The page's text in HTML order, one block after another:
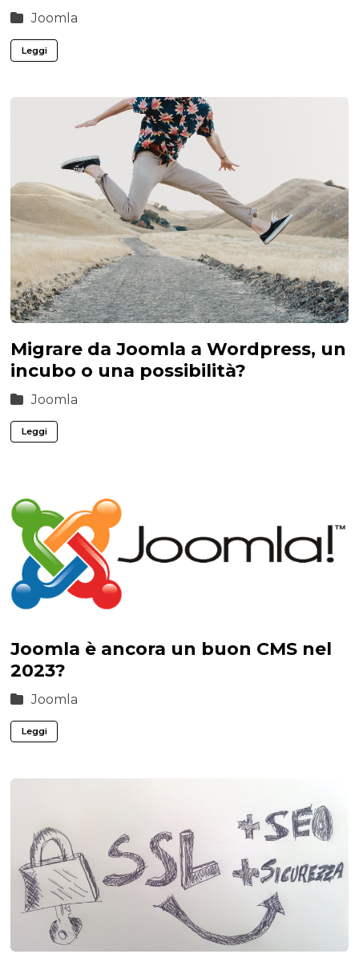
Joomla
Leggi
Migrare da Joomla a Wordpress, un
incubo o una possibilità?
Joomla
Leggi
Joomla è ancora un buon CMS nel
2023?
Joomla
Leggi